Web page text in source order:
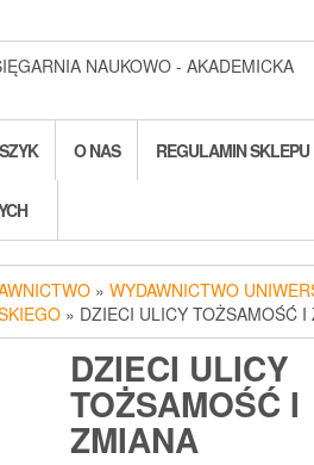
NAUKOWO - AKADEMICKA
O NAS REGULAMIN SKLEPU
» WYDAWNICTWO
» DZIECI ULICY TOŻSAMOŚĆ I
DZIECI ULICY
TOŻSAMOŚĆ I
ZMIANA